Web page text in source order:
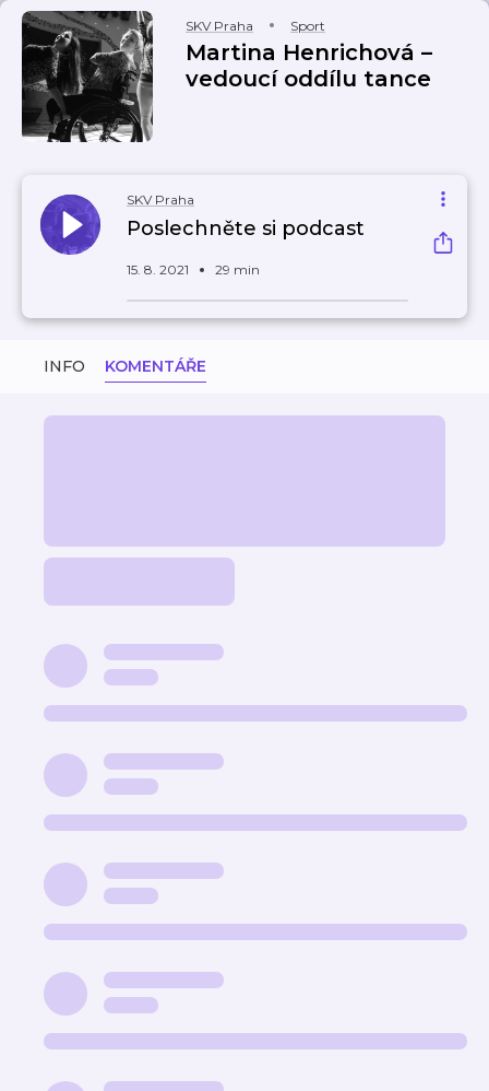
SKV Praha Sport
Martina Henrichová –
vedoucí oddílu tance
SKV Praha
Poslechněte si podcast
15. 8. 2021 29 min
INFO KOMENTÁŘE